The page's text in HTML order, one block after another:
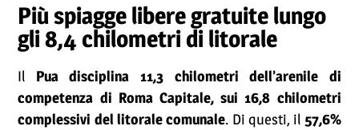
Più spiagge libere gratuite lungo
gli 8,4 chilometri di litorale
Il Pua disciplina 11,3 chilometri dell’arenile di
competenza di Roma Capitale, sui 16,8 chilometri
complessivi del litorale comunale. Di questi, il 57,6%